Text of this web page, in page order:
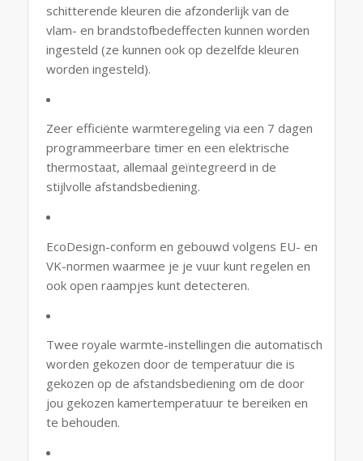
schitterende kleuren die afzonderlijk van de
vlam- en brandstofbedeffecten kunnen worden
ingesteld (ze kunnen ook op dezelfde kleuren
worden ingesteld).
Zeer efficiënte warmteregeling via een 7 dagen
programmeerbare timer en een elektrische
thermostaat, allemaal geïntegreerd in de
stijlvolle afstandsbediening.
EcoDesign-conform en gebouwd volgens EU- en
VK-normen waarmee je je vuur kunt regelen en
ook open raampjes kunt detecteren.
Twee royale warmte-instellingen die automatisch
worden gekozen door de temperatuur die is
gekozen op de afstandsbediening om de door
jou gekozen kamertemperatuur te bereiken en
te behouden.